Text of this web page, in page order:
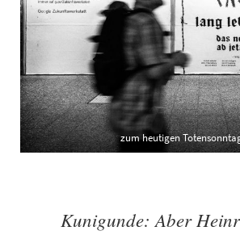
zum heutigen
Kunigunde: Aber